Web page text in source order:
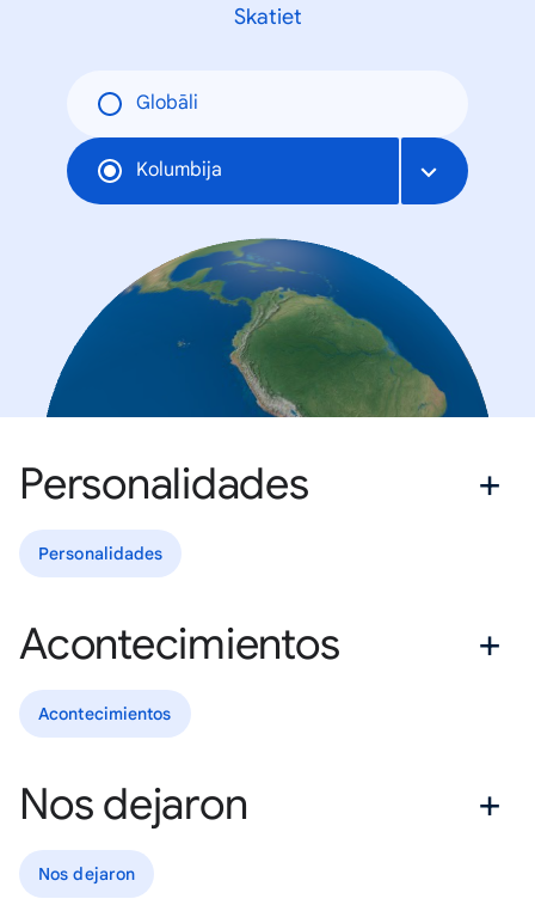
Skatiet
Globāli
Kolumbija
Personalidades
Personalidades
Acontecimientos
Acontecimientos
Nos dejaron
Nos dejaron